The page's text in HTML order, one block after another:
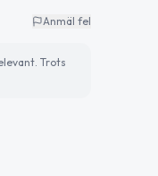
Anmäl fel
Trots